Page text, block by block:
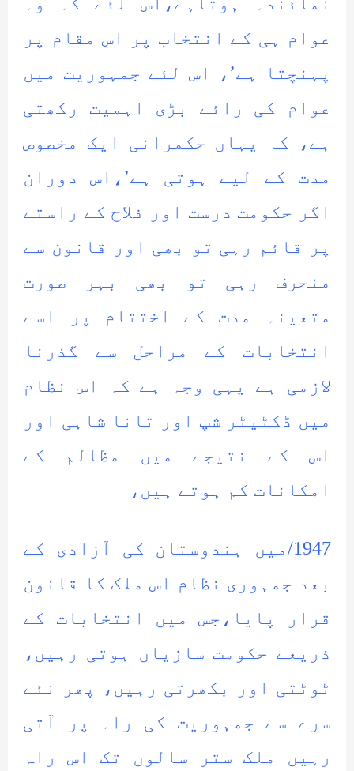
عوام ہی کے انتخاب پر اس مقام پر
پہنچتا ہے’، اس لئے جمہوریت میں
عوام کی رائے بڑی اہمیت رکھتی
ہے، کہ یہاں حکمرانی ایک مخصوص
مدت کے لیے ہوتی ہے’،اس دوران
اگر حکومت درست اور فلاح کے راستے
پر قائم رہی تو بھی اور قانون سے
منحرف رہی تو بھی بہر صورت
متعینہ مدت کے اختتام پر اسے
انتخابات کے مراحل سے گذرنا
لازمی ہے یہی وجہ ہے کہ اس نظام
میں ڈکٹیٹر شپ اور تانا شاہی اور
اس کے نتیجے میں مظالم کے
امکانات کم ہوتے ہیں،
1947/میں ہندوستان کی آزادی کے
بعد جمہوری نظام اس ملک کا قانون
قرار پایا،جس میں انتخابات کے
ذریعے حکومت سازیاں ہوتی رہیں،
ٹوٹتی اور بکھرتی رہیں، پھر نئے
سرے سے جمہوریت کی راہ پر آتی
رہیں ملک ستر سالوں تک اس راہ